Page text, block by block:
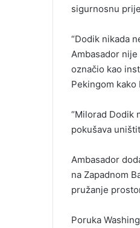
sigurnosnu
“Dodik nikada
Ambasador
označio kao
Pekingom kako
“Milorad Dodik
pokušava
Ambasador
na Zapadnom
pružanje
Poruka